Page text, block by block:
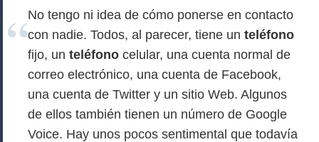
No tengo ni idea de cómo ponerse en contacto
con nadie. Todos, al parecer, tiene un teléfono
fijo, un teléfono celular, una cuenta normal de
correo electrónico, una cuenta de Facebook,
una cuenta de Twitter y un sitio Web. Algunos
de ellos también tienen un número de Google
Voice. Hay unos pocos sentimental que todavía